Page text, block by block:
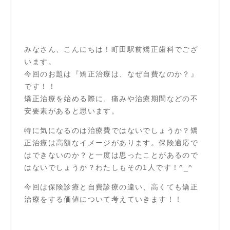
みなさん、こんにちは！町田駅前矯正歯科でござ
います。
今回のお題は『矯正治療は、なぜ自費なのか？』
です！！
矯正治療を始める際に、痛みや治療期間などの不
安要素があると思います。
特に気になるのは治療費ではないでしょうか？矯
正治療は高額なイメージがあります。保険適応で
はできないのか？と一度は思ったことがあるので
はないでしょうか？わたしもその1人です！^_^
今回は保険診療と自費診療の違い、高くても矯正
治療をする価値について考えていきます！！